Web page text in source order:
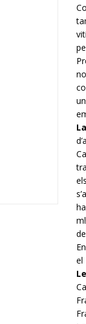
el